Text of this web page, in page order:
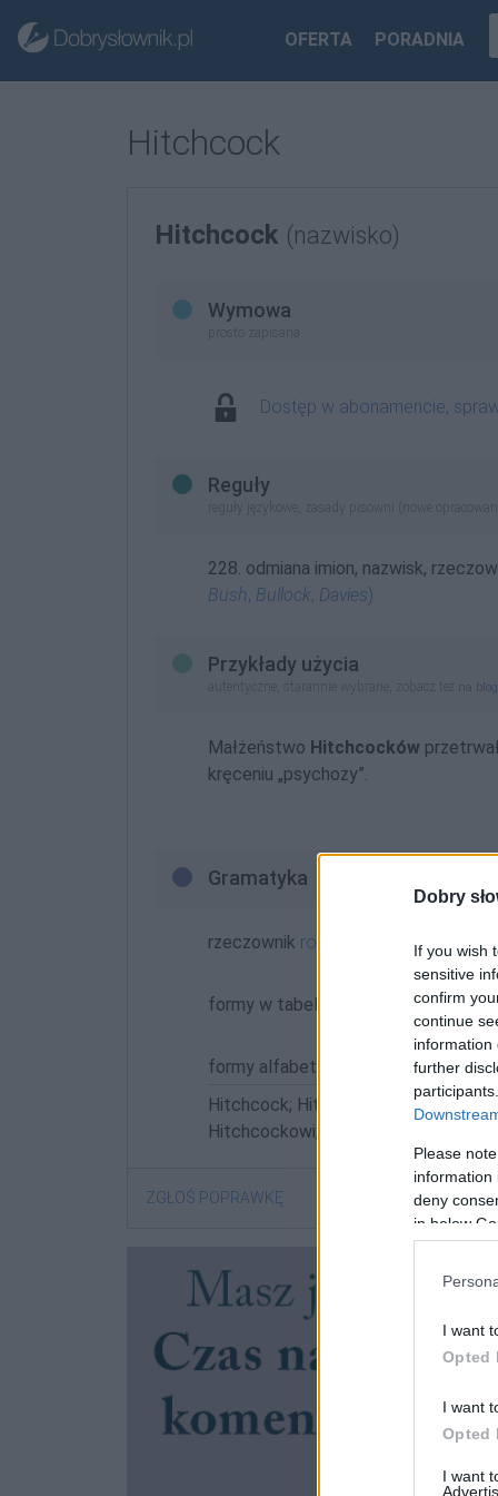
Dobry
If you wish
sensitive
confirm
continue
information
further
Please
information
deny
in below
I want
Opted
I want
Opted
I want
OFERTA PORADNIA
Hitchcock
Hitchcock (nazwisko)
Wymowa
prosto zapisana
Dostęp w abonamencie,
Reguły
reguły językowe, zasady pisowni (nowe
228. odmiana imion, nazwisk,
Bush, Bullock, Davies)
Przykłady użycia
autentyczne, starannie wybrane, zobacz też na
Małżeństwo Hitchcocków
kręceniu „psychozy”.
Gramatyka
rzeczownik rodzaj męskoosobowy
formy w tabelce:
formy alfabetycznie:
Hitchcock; Hitchcocka;
Hitchcockowi; Hitchcockowie;
ZGŁOŚ POPRAWKĘ